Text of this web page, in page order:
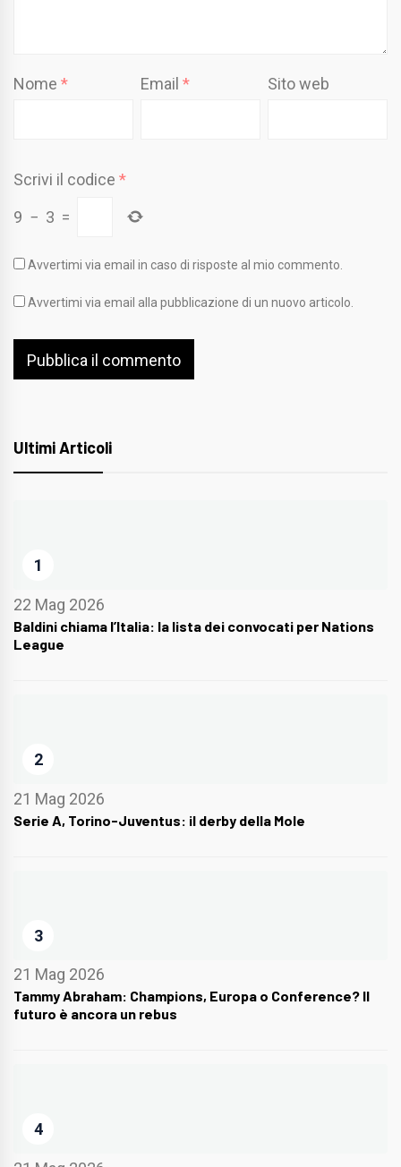
Nome * Email* Sito web
Scrivi il codice *
9 − 3 =
Avvertimi via email in caso di risposte al mio commento.
Avvertimi via email alla pubblicazione di un nuovo articolo.
Ultimi Articoli
1
22 Mag 2026
Baldini chiama l’Italia: la lista dei convocati per Nations
League
2
21 Mag 2026
Serie A, Torino-Juventus: il derby della Mole
3
21 Mag 2026
Tammy Abraham: Champions, Europa o Conference? Il
futuro è ancora un rebus
4